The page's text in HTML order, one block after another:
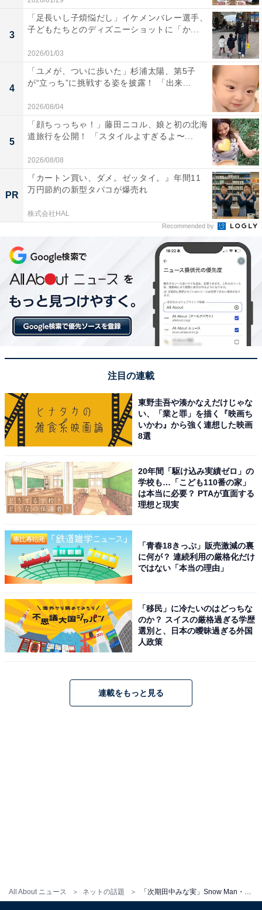
All About ニュース ネットの話題
3
「足長いし子煩悩だし」イケメンバレー選手、
子どもたちとのディズニーショットに「か...
2026/01/03
4
「ユメが、ついに歩いた」杉浦太陽、第5子
が“立っち”に挑戦する姿を披露！ 「出来...
2026/08/04
5
「顔ちっっちゃ！」藤田ニコル、娘と初の北海
道旅行を公開！ 「スタイルよすぎるよ〜...
2026/08/08
PR
『カートン買い、ダメ。ゼッタイ。』年間11
万円節約の新型タバコが爆売れ
株式会社HAL
Recommended by
注目の連載
東野圭吾や湊かなえだけじゃな
い、「業と罪」を描く『映画ち
いかわ』から強く連想した映画
8選
20年間「駆け込み実績ゼロ」の
学校も…「こども110番の家」
は本当に必要？ PTAが直面する
理想と現実
「青春18きっぷ」販売激減の裏
に何が？ 連続利用の厳格化だけ
ではない「本当の理由」
「移民」に冷たいのはどっちな
のか？ スイスの厳格過ぎる学歴
選別と、日本の曖昧過ぎる外国
人政策
連載をもっと見る